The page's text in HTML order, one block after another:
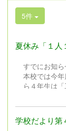
5件
夏休み「１人
すでにお知ら
本校では今
ら４年生は
題を見直し
たします。
ますます多
学校だより第